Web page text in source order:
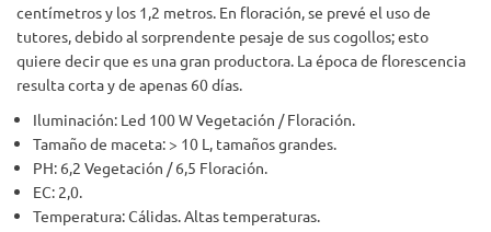
centímetros y los 1,2 metros. En floración, se prevé el uso de
tutores, debido al sorprendente pesaje de sus cogollos; esto
quiere decir que es una gran productora. La época de florescencia
resulta corta y de apenas 60 días.
Iluminación: Led 100 W Vegetación / Floración.
Tamaño de maceta: > 10 L, tamaños grandes.
PH: 6,2 Vegetación / 6,5 Floración.
EC: 2,0.
Temperatura: Cálidas. Altas temperaturas.